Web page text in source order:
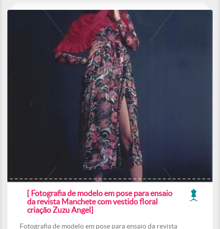
[ Fotografia de modelo em pose para ensaio
da revista Manchete com vestido floral
criação Zuzu Angel]
Fotografia de modelo em pose para ensaio da revista